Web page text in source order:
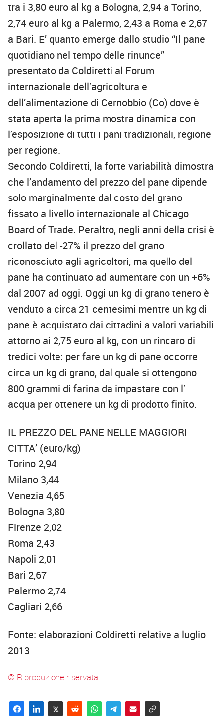
tra i 3,80 euro al kg a Bologna, 2,94 a Torino,
2,74 euro al kg a Palermo, 2,43 a Roma e 2,67
a Bari. E’ quanto emerge dallo studio “Il pane
quotidiano nel tempo delle rinunce”
presentato da Coldiretti al Forum
internazionale dell’agricoltura e
dell’alimentazione di Cernobbio (Co) dove è
stata aperta la prima mostra dinamica con
l’esposizione di tutti i pani tradizionali, regione
per regione.
Secondo Coldiretti, la forte variabilità dimostra
che l’andamento del prezzo del pane dipende
solo marginalmente dal costo del grano
fissato a livello internazionale al Chicago
Board of Trade. Peraltro, negli anni della crisi è
crollato del -27% il prezzo del grano
riconosciuto agli agricoltori, ma quello del
pane ha continuato ad aumentare con un +6%
dal 2007 ad oggi. Oggi un kg di grano tenero è
venduto a circa 21 centesimi mentre un kg di
pane è acquistato dai cittadini a valori variabili
attorno ai 2,75 euro al kg, con un rincaro di
tredici volte: per fare un kg di pane occorre
circa un kg di grano, dal quale si ottengono
800 grammi di farina da impastare con l’
acqua per ottenere un kg di prodotto finito.
IL PREZZO DEL PANE NELLE MAGGIORI
CITTA’ (euro/kg)
Torino 2,94
Milano 3,44
Venezia 4,65
Bologna 3,80
Firenze 2,02
Roma 2,43
Napoli 2,01
Bari 2,67
Palermo 2,74
Cagliari 2,66
Fonte: elaborazioni Coldiretti relative a luglio
2013
© Riproduzione riservata